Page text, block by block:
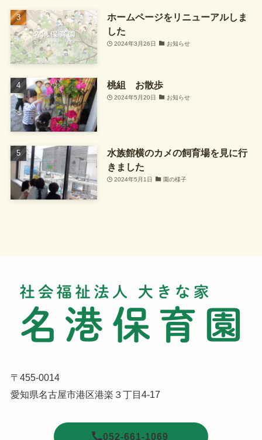
ホームページをリニューアルしま
した
2024年3月26日 お知らせ
桃組 お散歩
2024年5月20日 お知らせ
水族館横のカメの飼育場を見に行
きました
2024年5月1日 園の様子
〒455-0014
愛知県名古屋市港区港楽３丁目4-17
052-661-1069